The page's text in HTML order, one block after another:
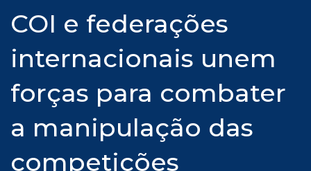
COI e federações
internacionais unem
forças para combater
a manipulação das
competições